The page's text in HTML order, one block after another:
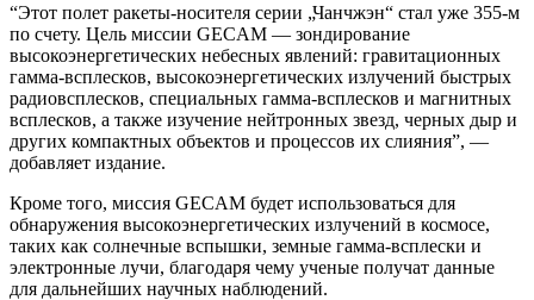
“Этот полет ракеты-носителя серии „Чанчжэн“ стал уже 355-м
по счету. Цель миссии GECAM — зондирование
высокоэнергетических небесных явлений: гравитационных
гамма-всплесков, высокоэнергетических излучений быстрых
радиовсплесков, специальных гамма-всплесков и магнитных
всплесков, а также изучение нейтронных звезд, черных дыр и
других компактных объектов и процессов их слияния”, —
добавляет издание.
Кроме того, миссия GECAM будет использоваться для
обнаружения высокоэнергетических излучений в космосе,
таких как солнечные вспышки, земные гамма-всплески и
электронные лучи, благодаря чему ученые получат данные
для дальнейших научных наблюдений.